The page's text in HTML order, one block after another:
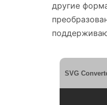
другие
SVG